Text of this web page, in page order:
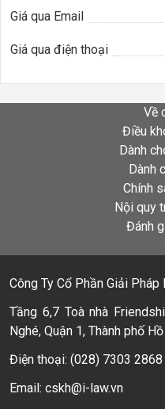
Giá qua Email
Giá qua điện thoại
Về
Điều
Dành
Dành
Chính
Nội quy
Đánh
Công Ty Cổ Phần Giải
Tầng 6,7 Toà nhà
Nghé, Quận 1, Thành phố
Điện thoại: (028) 7303 2868
Email: cskh@i-law.vn